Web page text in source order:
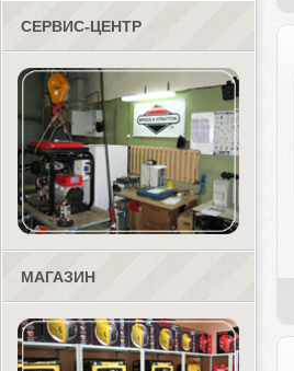
СЕРВИС-ЦЕНТР
МАГАЗИН